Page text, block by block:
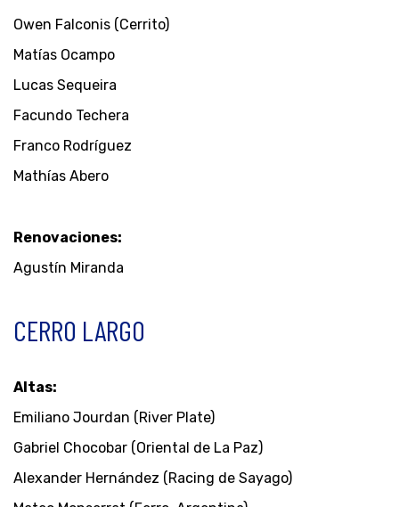
Owen Falconis (Cerrito)
Matías Ocampo
Lucas Sequeira
Facundo Techera
Franco Rodríguez
Mathías Abero
Renovaciones:
Agustín Miranda
CERRO LARGO
Altas:
Emiliano Jourdan (River Plate)
Gabriel Chocobar (Oriental de La Paz)
Alexander Hernández (Racing de Sayago)